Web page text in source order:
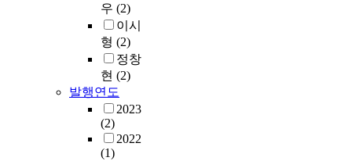
우 (2)
이시
형 (2)
정창
현 (2)
발행연도
2023
(2)
2022
(1)